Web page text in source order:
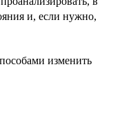
и, если нужно,
изменить